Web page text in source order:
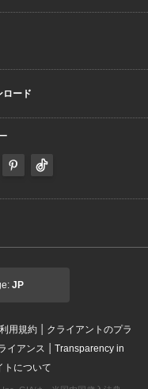
ロード
JP
利用規約 | クライアントのプラ
イアンス | Transparency in
トについて